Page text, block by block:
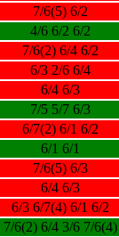
7/6(5) 6/2
4/6 6/2 6/2
7/6(2) 6/4 6/2
6/3 2/6 6/4
6/4 6/3
7/5 5/7 6/3
6/7(2) 6/1 6/2
6/1 6/1
7/6(5) 6/3
6/4 6/3
6/3 6/7(4) 6/1 6/2
7/6(2) 6/4 3/6 7/6(4)